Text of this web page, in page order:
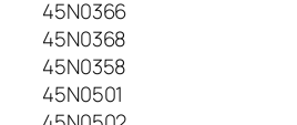
m
o
k
o
m
45N0366
45N0368
45N0358
45N0501